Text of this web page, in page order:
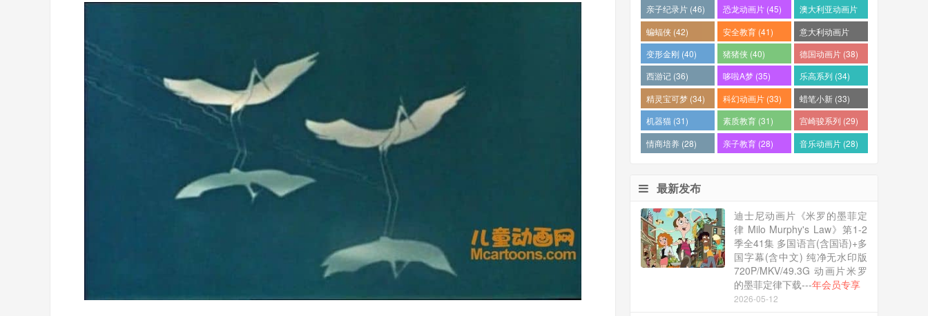
(46)
亲子纪录片 (46) 恐龙动画片 (45)
澳大利亚动画片
(45)
蝙蝠侠 (42) 安全教育 (41)
意大利动画片
(41)
变形金刚 (40) 猪猪侠 (40)
德国动画片 (38)
西游记 (36)
哆啦A梦 (35)
乐高系列 (34)
精灵宝可梦 (34)
科幻动画片 (33)
蜡笔小新 (33)
机器猫 (31)
素质教育 (31)
宫崎骏系列 (29)
情商培养 (28)
亲子教育 (28) 音乐动画片 (28)
最新发布
迪士尼动画片《米罗的墨菲定
律 Milo Murphy's Law》第1-2
季全41集 多国语言(含国语)+多
国字幕(含中文) 纯净无水印版
720P/MKV/49.3G 动画片米罗
的墨菲定律下载---年会员专享
2026-05-12